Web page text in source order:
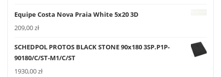
Equipe Costa Nova Praia White 5x20 3D
209,00zł
SCHEDPOL PROTOS BLACK STONE 90x180 3SP.P1P-
90180/C/ST-M1/C/ST
1930,00zł